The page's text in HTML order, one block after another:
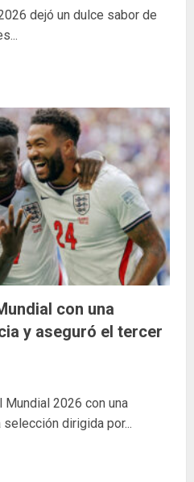
dejó un dulce sabor de
con una
y aseguró el tercer
2026 con una
dirigida por...